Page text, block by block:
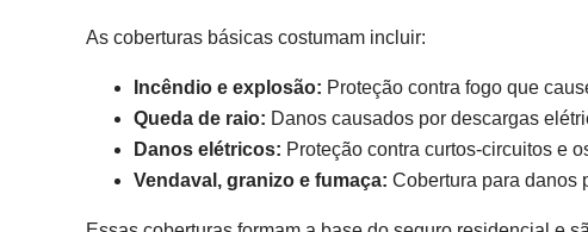
As coberturas básicas costumam incluir:
Incêndio e explosão: Proteção contra fogo que
Queda de raio: Danos causados por descargas
Danos elétricos: Proteção contra curtos-circuitos e
Vendaval, granizo e fumaça: Cobertura para danos